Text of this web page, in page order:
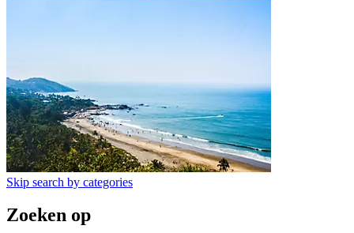
Skip search by categories
Zoeken op